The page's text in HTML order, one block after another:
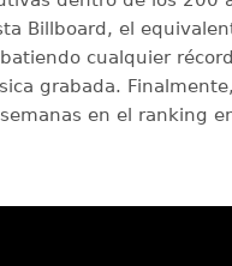
Billboard, el
cualquier
grabada.
en el ranking